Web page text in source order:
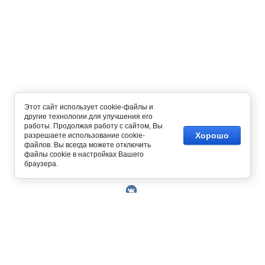
Copyright © 2014 - 2026
Этот сайт использует cookie-файлы и
другие технологии для улучшения его
работы. Продолжая работу с сайтом, Вы
разрешаете использование cookie-
файлов. Вы всегда можете отключить
файлы cookie в настройках Вашего
браузера.
Хорошо